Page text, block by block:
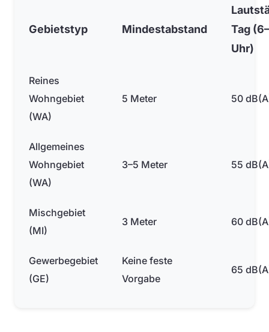
Gebietstyp Mindestabstand
Tag
Uhr)
Reines
Wohngebiet
(WA)
5 Meter 50
Allgemeines
Wohngebiet
(WA)
3–5 Meter 55
Mischgebiet
(MI)
3 Meter 60
Gewerbegebiet
(GE)
Keine feste
Vorgabe
65